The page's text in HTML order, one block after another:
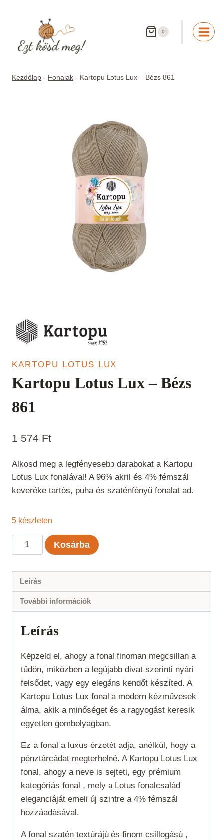
0
Kezdőlap - Fonalak - Kartopu Lotus Lux – Bézs 861
KARTOPU LOTUS LUX
Kartopu Lotus Lux – Bézs
861
1 574 Ft
Alkosd meg a legfényesebb darabokat a Kartopu
Lotus Lux fonalával! A 96% akril és 4% fémszál
keveréke tartós, puha és szaténfényű fonalat ad.
5 készleten
Kartopu
Lotus
Bézs
Kosárba
Leírás
További információk
Leírás
Képzeld el, ahogy a fonal finoman megcsillan a
tűdön, miközben a legújabb divat szerinti nyári
felsődet, vagy egy elegáns kendőt készíted. A
Kartopu Lotus Lux fonal a modern kézművesek
álma, akik a minőséget és a ragyogást keresik
egyetlen gombolyagban.
Ez a fonal a luxus érzetét adja, anélkül, hogy a
pénztárcádat megterhelné. A Kartopu Lotus Lux
fonal, ahogy a neve is sejteti, egy prémium
kategóriás fonal , mely a Lotus fonalcsalád
eleganciáját emeli új szintre a 4% fémszál
hozzáadásával.
A fonal szatén textúrájú és finom csillogású ,